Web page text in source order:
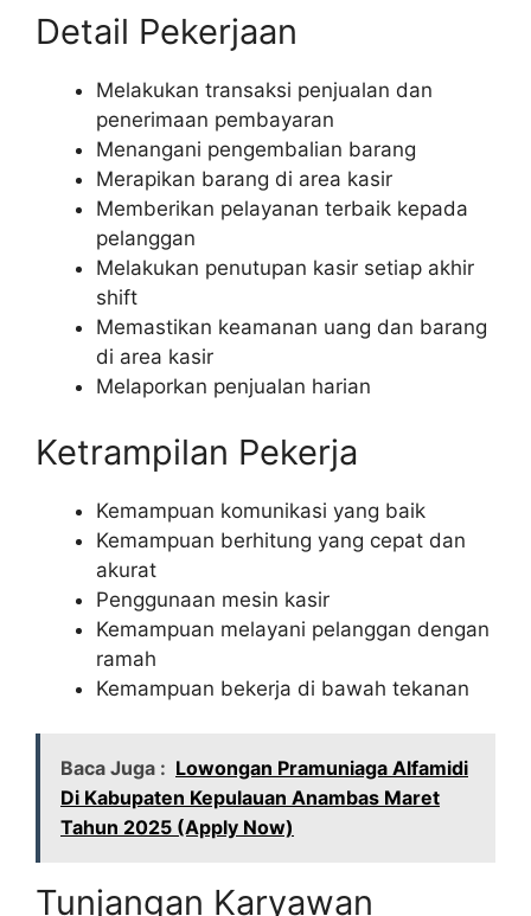
Detail Pekerjaan
Melakukan transaksi penjualan dan
penerimaan pembayaran
Menangani pengembalian barang
Merapikan barang di area kasir
Memberikan pelayanan terbaik kepada
pelanggan
Melakukan penutupan kasir setiap akhir
shift
Memastikan keamanan uang dan barang
di area kasir
Melaporkan penjualan harian
Ketrampilan Pekerja
Kemampuan komunikasi yang baik
Kemampuan berhitung yang cepat dan
akurat
Penggunaan mesin kasir
Kemampuan melayani pelanggan dengan
ramah
Kemampuan bekerja di bawah tekanan
Baca Juga : Lowongan Pramuniaga Alfamidi
Di Kabupaten Kepulauan Anambas Maret
Tahun 2025 (Apply Now)
Tunjangan Karyawan